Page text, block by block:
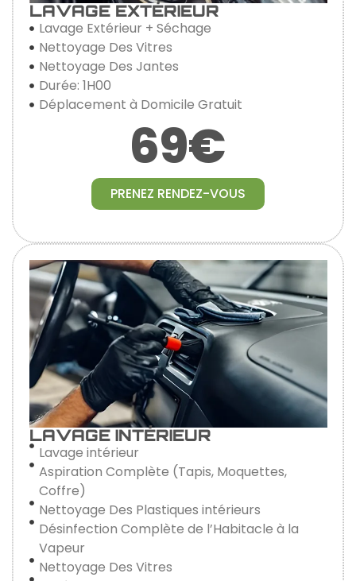
LAVAGE EXTÉRIEUR
Lavage Extérieur + Séchage
Nettoyage Des Vitres
Nettoyage Des Jantes
Durée: 1H00
Déplacement à Domicile Gratuit
69€
PRENEZ RENDEZ-VOUS
LAVAGE INTÉRIEUR
Lavage intérieur
Aspiration Complète (Tapis, Moquettes,
Coffre)
Nettoyage Des Plastiques intérieurs
Désinfection Complète de l’Habitacle à la
Vapeur
Nettoyage Des Vitres